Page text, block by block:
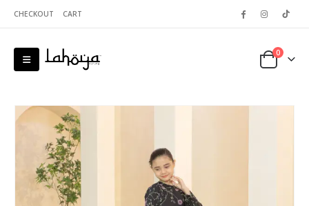
CHECKOUT CART
0